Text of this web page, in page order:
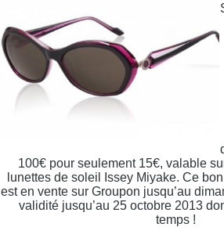
100€ pour seulement 15€, valable
lunettes de soleil Issey Miyake. Ce
est en vente sur Groupon jusqu’au
validité jusqu’au 25 octobre 2013
temps !